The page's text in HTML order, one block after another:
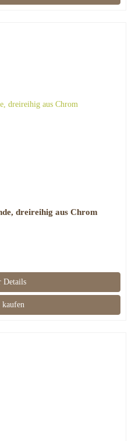
dreireihig aus Chrom
Details
kaufen